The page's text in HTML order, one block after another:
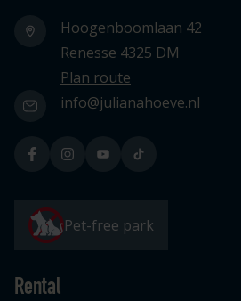
Hoogenboomlaan 42
Renesse 4325 DM
Plan route
info@julianahoeve.nl
Pet-free park
Rental